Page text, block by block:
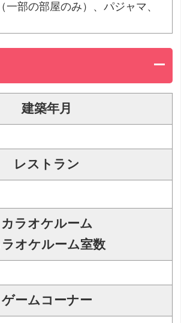
一部の部屋のみ）、パジャマ、
建築年月
レストラン
カラオケルーム
ラオケルーム室数
ゲームコーナー